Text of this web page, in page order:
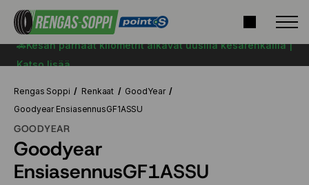
🚗Kesän parhaat kilometrit alkavat uusilla kesärenkailla |
Katso lisää
Rengas Soppi Renkaat
GoodYear
Goodyear EnsiasennusGF1ASSU
GOODYEAR
Goodyear
EnsiasennusGF1ASSU